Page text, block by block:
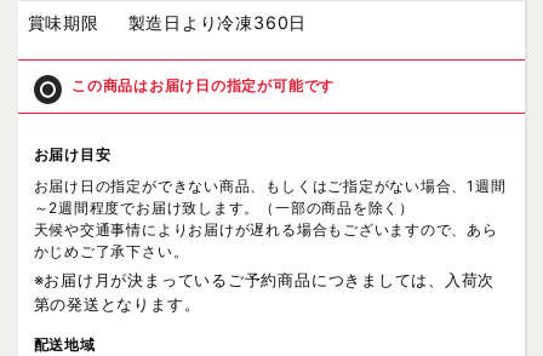
賞味期限 製造日より冷凍360日
この商品はお届け日の指定が可能です
お届け目安
お届け日の指定ができない商品、もしくはご指定がない場合、1週間
～2週間程度でお届け致します。（一部の商品を除く）
天候や交通事情によりお届けが遅れる場合もございますので、あら
かじめご了承下さい。
※お届け月が決まっているご予約商品につきましては、入荷次
第の発送となります。
配送地域